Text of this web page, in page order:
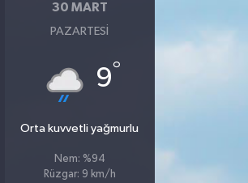
30 MART
PAZARTESI
9°
Orta kuvvetli yağmurlu
Nem: %94
Rüzgar: 9 km/h